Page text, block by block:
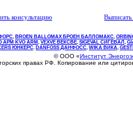
консультацию
, BROEN BALLOMAX БРОЕН БАЛЛОМАКС,
АРМ KVO ARM, VEXVE ВЕКСВЕ, SIGEVAL СИГЕВАЛ ,
ЮНКЕРС. DANFOSS ДАНФОСС, WIKA ВИКА,
© ООО «Институт
правах РФ. Копирование или